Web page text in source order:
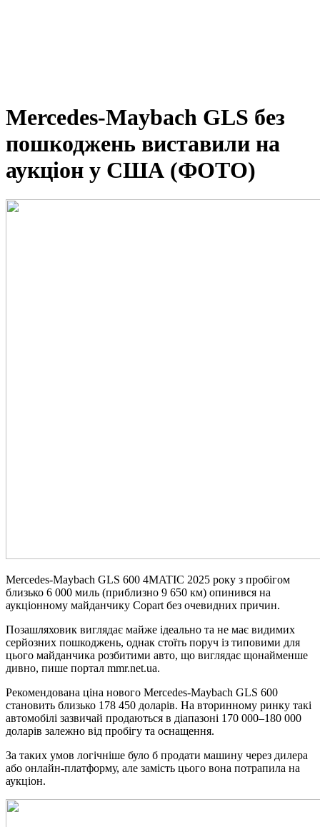
Mercedes-Maybach GLS без
пошкоджень виставили на
аукціон у США (ФОТО)
Mercedes-Maybach GLS 600 4MATIC 2025 року з пробігом
близько 6 000 миль (приблизно 9 650 км) опинився на
аукціонному майданчику Copart без очевидних причин.
Позашляховик виглядає майже ідеально та не має видимих
серйозних пошкоджень, однак стоїть поруч із типовими для
цього майданчика розбитими авто, що виглядає щонайменше
дивно, пише портал mmr.net.ua.
Рекомендована ціна нового Mercedes-Maybach GLS 600
становить близько 178 450 доларів. На вторинному ринку такі
автомобілі зазвичай продаються в діапазоні 170 000–180 000
доларів залежно від пробігу та оснащення.
За таких умов логічніше було б продати машину через дилера
або онлайн-платформу, але замість цього вона потрапила на
аукціон.